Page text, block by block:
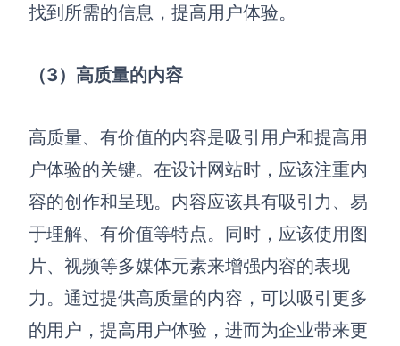
找到所需的信息，提高用户体验。
（3）高质量的内容
高质量、有价值的内容是吸引用户和提高用
户体验的关键。在设计网站时，应该注重内
容的创作和呈现。内容应该具有吸引力、易
于理解、有价值等特点。同时，应该使用图
片、视频等多媒体元素来增强内容的表现
力。通过提供高质量的内容，可以吸引更多
的用户，提高用户体验，进而为企业带来更